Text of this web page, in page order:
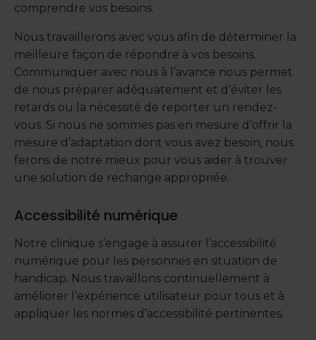
comprendre vos besoins.
Nous travaillerons avec vous afin de déterminer la
meilleure façon de répondre à vos besoins.
Communiquer avec nous à l’avance nous permet
de nous préparer adéquatement et d’éviter les
retards ou la nécessité de reporter un rendez-
vous. Si nous ne sommes pas en mesure d’offrir la
mesure d’adaptation dont vous avez besoin, nous
ferons de notre mieux pour vous aider à trouver
une solution de rechange appropriée.
Accessibilité numérique
Notre clinique s’engage à assurer l’accessibilité
numérique pour les personnes en situation de
handicap. Nous travaillons continuellement à
améliorer l’expérience utilisateur pour tous et à
appliquer les normes d’accessibilité pertinentes.